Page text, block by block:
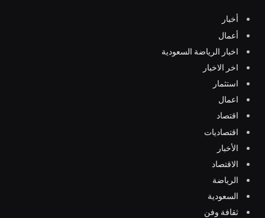
أخبار
أعمال
اخبار الرياضة السعودية
اخر الاخبار
استثمار
اعمال
اقتصاد
اقتصاديات
الأخبار
الاقتصاد
الرياضة
السعودية
ثقافة وفن